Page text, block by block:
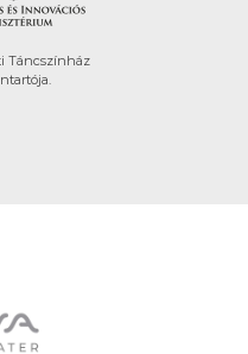
Táncszínház